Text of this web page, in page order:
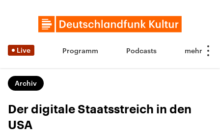
Live Programm Podcasts
Archiv
Der digitale Staatsstreich in den
USA